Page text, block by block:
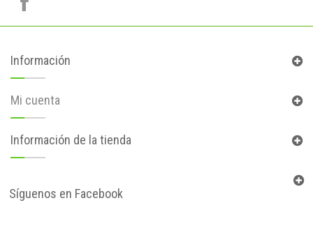
Información
Mi cuenta
Información de la tienda
Síguenos en Facebook